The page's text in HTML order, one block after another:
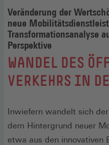
Veränderung der
neue
Transformationsanalyse
Perspektive
:
WANDEL DES
VERKEHRS IN
Inwiefern wandelt sich
dem Hintergrund neuer
etwa aus den innovativen